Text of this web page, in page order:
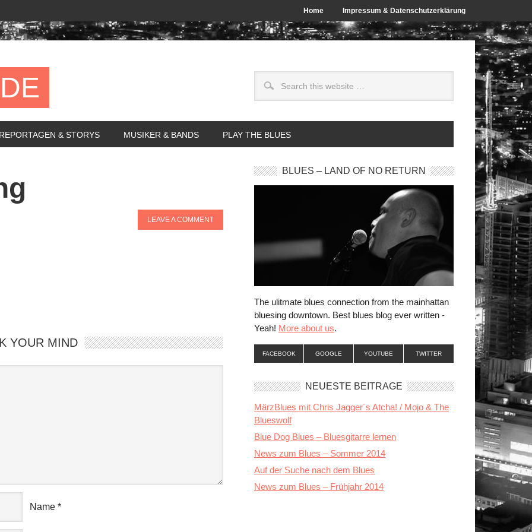
Home Impressum & Datenschutzerklärung
& STORYS MUSIKER & BANDS PLAY THE BLUES
LEAVE A COMMENT
YOUR MIND
Name *
BLUES – LAND OF NO RETURN
The ulitmate blues connection from the mainhattan
bluesing downtown. Best blues blog ever written -
Yeah! More about us.
FACEBOOK GOOGLE YOUTUBE TWITTER
NEUESTE BEITRÄGE
MärzBlues mit Chris Jagger´s Atcha! / Mojo & The
Blueswolf
Blue Dog Blues – Bluesgitarre lernen
News zum Blues – Sommer 2014
Auf der Suche nach dem Blues
News zum Blues – Frühjahr 2014